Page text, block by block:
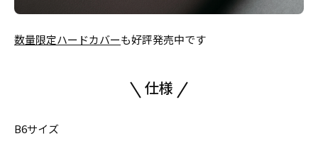
数量限定ハードカバーも好評発売中です
仕様
B6サイズ